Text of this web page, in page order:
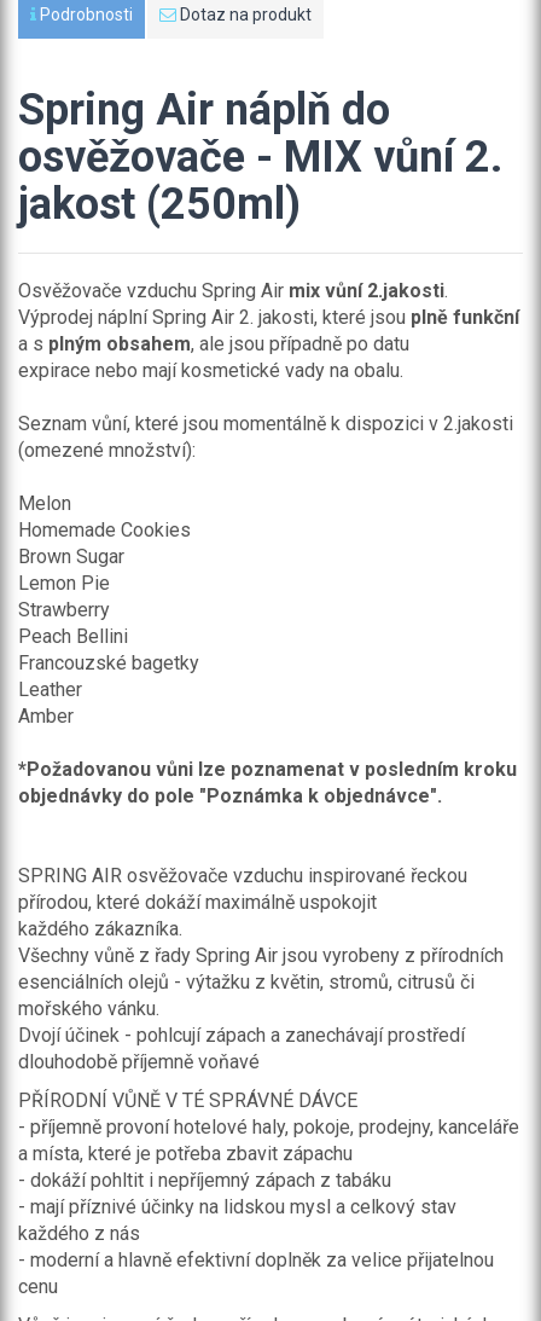
Podrobnosti Dotaz na produkt
Spring Air náplň do
osvěžovače - MIX vůní 2.
jakost (250ml)
Osvěžovače vzduchu Spring Air mix vůní 2.jakosti.
Výprodej náplní Spring Air 2. jakosti, které jsou plně funkční
a s plným obsahem, ale jsou případně po datu
expirace nebo mají kosmetické vady na obalu.
Seznam vůní, které jsou momentálně k dispozici v 2.jakosti
(omezené množství):
Melon
Homemade Cookies
Brown Sugar
Lemon Pie
Strawberry
Peach Bellini
Francouzské bagetky
Leather
Amber
*Požadovanou vůni lze poznamenat v posledním kroku
objednávky do pole "Poznámka k objednávce".
SPRING AIR osvěžovače vzduchu inspirované řeckou
přírodou, které dokáží maximálně uspokojit
každého zákazníka.
Všechny vůně z řady Spring Air jsou vyrobeny z přírodních
esenciálních olejů - výtažku z květin, stromů, citrusů či
mořského vánku.
Dvojí účinek - pohlcují zápach a zanechávají prostředí
dlouhodobě příjemně voňavé
PŘÍRODNÍ VŮNĚ V TÉ SPRÁVNÉ DÁVCE
- příjemně provoní hotelové haly, pokoje, prodejny, kanceláře
a místa, které je potřeba zbavit zápachu
- dokáží pohltit i nepříjemný zápach z tabáku
- mají příznivé účinky na lidskou mysl a celkový stav
každého z nás
- moderní a hlavně efektivní doplněk za velice přijatelnou
cenu